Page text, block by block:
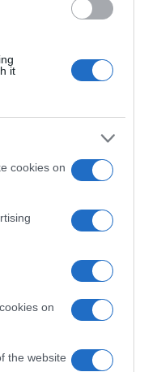
it
cookies on
on
the website